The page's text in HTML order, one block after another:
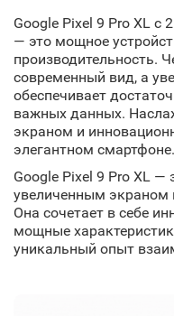
Google Pixel 9 Pro XL с
— это мощное
производительность.
современный вид, а
обеспечивает
важных данных.
экраном и
элегантном смартфоне.
Google Pixel 9 Pro XL —
увеличенным экраном
Она сочетает в себе
мощные
уникальный опыт